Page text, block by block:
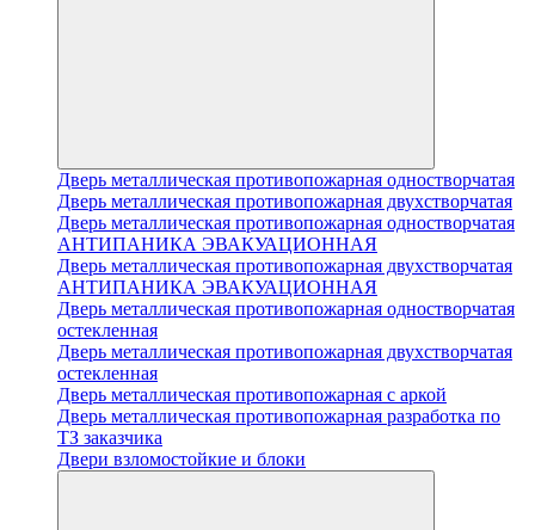
Дверь металлическая противопожарная одностворчатая
Дверь металлическая противопожарная двухстворчатая
Дверь металлическая противопожарная одностворчатая
АНТИПАНИКА ЭВАКУАЦИОННАЯ
Дверь металлическая противопожарная двухстворчатая
АНТИПАНИКА ЭВАКУАЦИОННАЯ
Дверь металлическая противопожарная одностворчатая
остекленная
Дверь металлическая противопожарная двухстворчатая
остекленная
Дверь металлическая противопожарная с аркой
Дверь металлическая противопожарная разработка по
ТЗ заказчика
Двери взломостойкие и блоки